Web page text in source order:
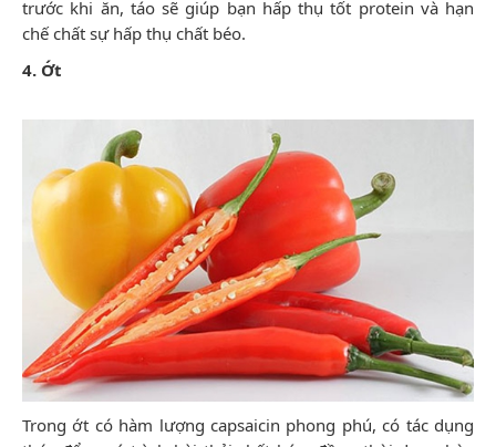
trước khi ăn, táo sẽ giúp bạn hấp thụ tốt protein và hạn
chế chất sự hấp thụ chất béo.
4. Ớt
Trong ớt có hàm lượng capsaicin phong phú, có tác dụng